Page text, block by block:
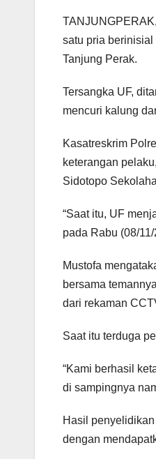
satu pria
Tanjung Perak.
Tersangka UF,
mencuri kalung
Kasatreskrim
keterangan
Sidotopo
“Saat itu, UF
pada Rabu (08/
Mustofa
bersama
dari rekaman
Saat itu terduga
“Kami berhasil
di sampingnya
Hasil
dengan